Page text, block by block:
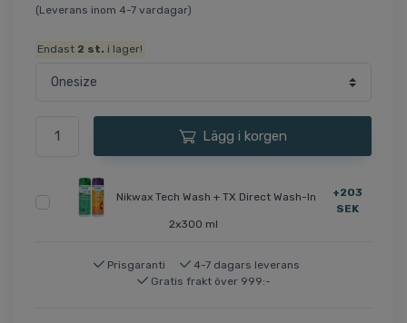
(Leverans inom 4-7 vardagar)
Endast 2 st. i lager!
Lägg i korgen
Nikwax Tech Wash + TX Direct Wash-In
2x300 ml
+203
SEK
Prisgaranti
4-7 dagars leverans
Gratis frakt över 999:-